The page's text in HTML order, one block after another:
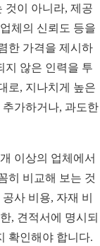
것이 아니라, 제공
체의 신뢰도 등을
한 가격을 제시하
지 않은 인력을 투
로, 지나치게 높은
가하거나, 과도한
이상의 업체에서
히 비교해 보는 것
사 비용, 자재 비
, 견적서에 명시되
확인해야 합니다.